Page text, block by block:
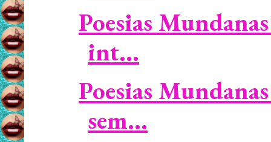
Poesias
int...
Poesias
sem...